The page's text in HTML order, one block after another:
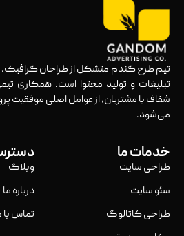
تیم طرح گندم متشکل از طراحان
تبلیغات و تولید محتوا است. همکاری
شفاف با مشتریان، از عوامل اصلی موفقیت
می‌شود.
خدمات ما
طراحی سایت
سئو سایت
طراحی کاتالوگ
وبلاگ
درباره ما
تماس با